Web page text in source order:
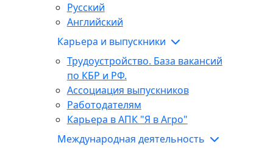
Русский
Английский
Карьера и выпускники
Трудоустройство. База вакансий
по КБР и РФ.
Ассоциация выпускников
Работодателям
Карьера в АПК "Я в Агро"
Международная деятельность